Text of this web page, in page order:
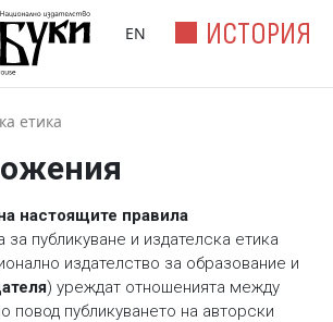
ИСТОРИЯ
EN
етика
настоящите правила
публикуване и издателска етика
издателство за образование и
) уреждат отношенията между
повод публикуването на авторски